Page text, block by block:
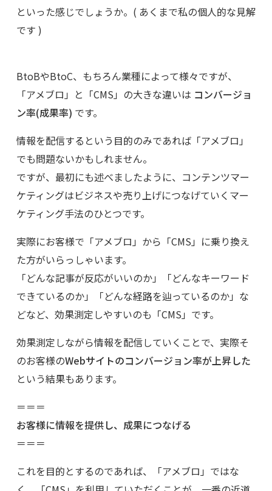
といった感じでしょうか。( あくまで私の個人的な見解
です )
BtoBやBtoC、もちろん業種によって様々ですが、
「アメブロ」と「CMS」の大きな違いは コンバージョ
ン率(成果率) です。
情報を配信するという目的のみであれば「アメブロ」
でも問題ないかもしれません。
ですが、最初にも述べましたように、コンテンツマー
ケティングはビジネスや売り上げにつなげていくマー
ケティング手法のひとつです。
実際にお客様で「アメブロ」から「CMS」に乗り換え
た方がいらっしゃいます。
「どんな記事が反応がいいのか」「どんなキーワード
できているのか」「どんな経路を辿っているのか」な
どなど、効果測定しやすいのも「CMS」です。
効果測定しながら情報を配信していくことで、実際そ
のお客様のWebサイトのコンバージョン率が上昇した
という結果もあります。
＝＝＝
お客様に情報を提供し、成果につなげる
＝＝＝
これを目的とするのであれば、「アメブロ」ではな